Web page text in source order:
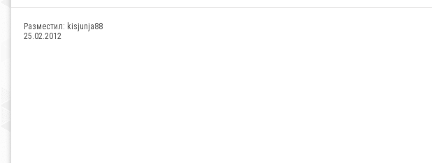
Разместил: kisjunja88
25.02.2012